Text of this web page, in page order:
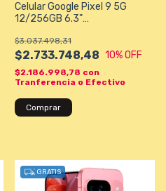
Celular Google Pixel 9 5G
12/256GB 6.3"
$2.733.748,48
$3.037.498,31
10% OFF
$2.186.998,78 con
Tranferencia o Efectivo
Comprar
GRATIS